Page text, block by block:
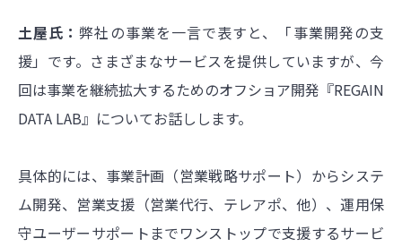
土屋氏：弊社の事業を一言で表すと、「事業開発の支
援」です。さまざまなサービスを提供していますが、今
回は事業を継続拡大するためのオフショア開発『REGAIN
DATA LAB』についてお話しします。
具体的には、事業計画（営業戦略サポート）からシステ
ム開発、営業支援（営業代行、テレアポ、他）、運用保
守ユーザーサポートまでワンストップで支援するサービ